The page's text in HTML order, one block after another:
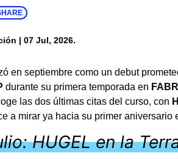
| 07 Jul, 2026.
en septiembre como un debut
durante su primera temporada en
las dos últimas citas del curso, con
a mirar ya hacia su primer aniversario
HUGEL en la